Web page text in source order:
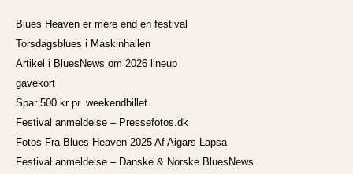
Blues Heaven er mere end en festival
Torsdagsblues i Maskinhallen
Artikel i BluesNews om 2026 lineup
gavekort
Spar 500 kr pr. weekendbillet
Festival anmeldelse – Pressefotos.dk
Fotos Fra Blues Heaven 2025 Af Aigars Lapsa
Festival anmeldelse – Danske & Norske BluesNews